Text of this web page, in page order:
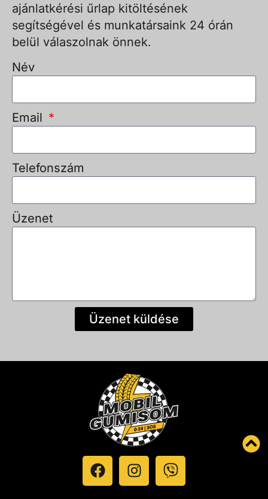
ajánlatkérési űrlap kitöltésének
segítségével és munkatársaink 24 órán
belül válaszolnak önnek.
Név
Email
Telefonszám
Üzenet
Üzenet küldése